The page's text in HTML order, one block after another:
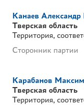
Канаев
Тверская область
Территория,
Сторонник партии
Карабанов
Тверская область
Территория,